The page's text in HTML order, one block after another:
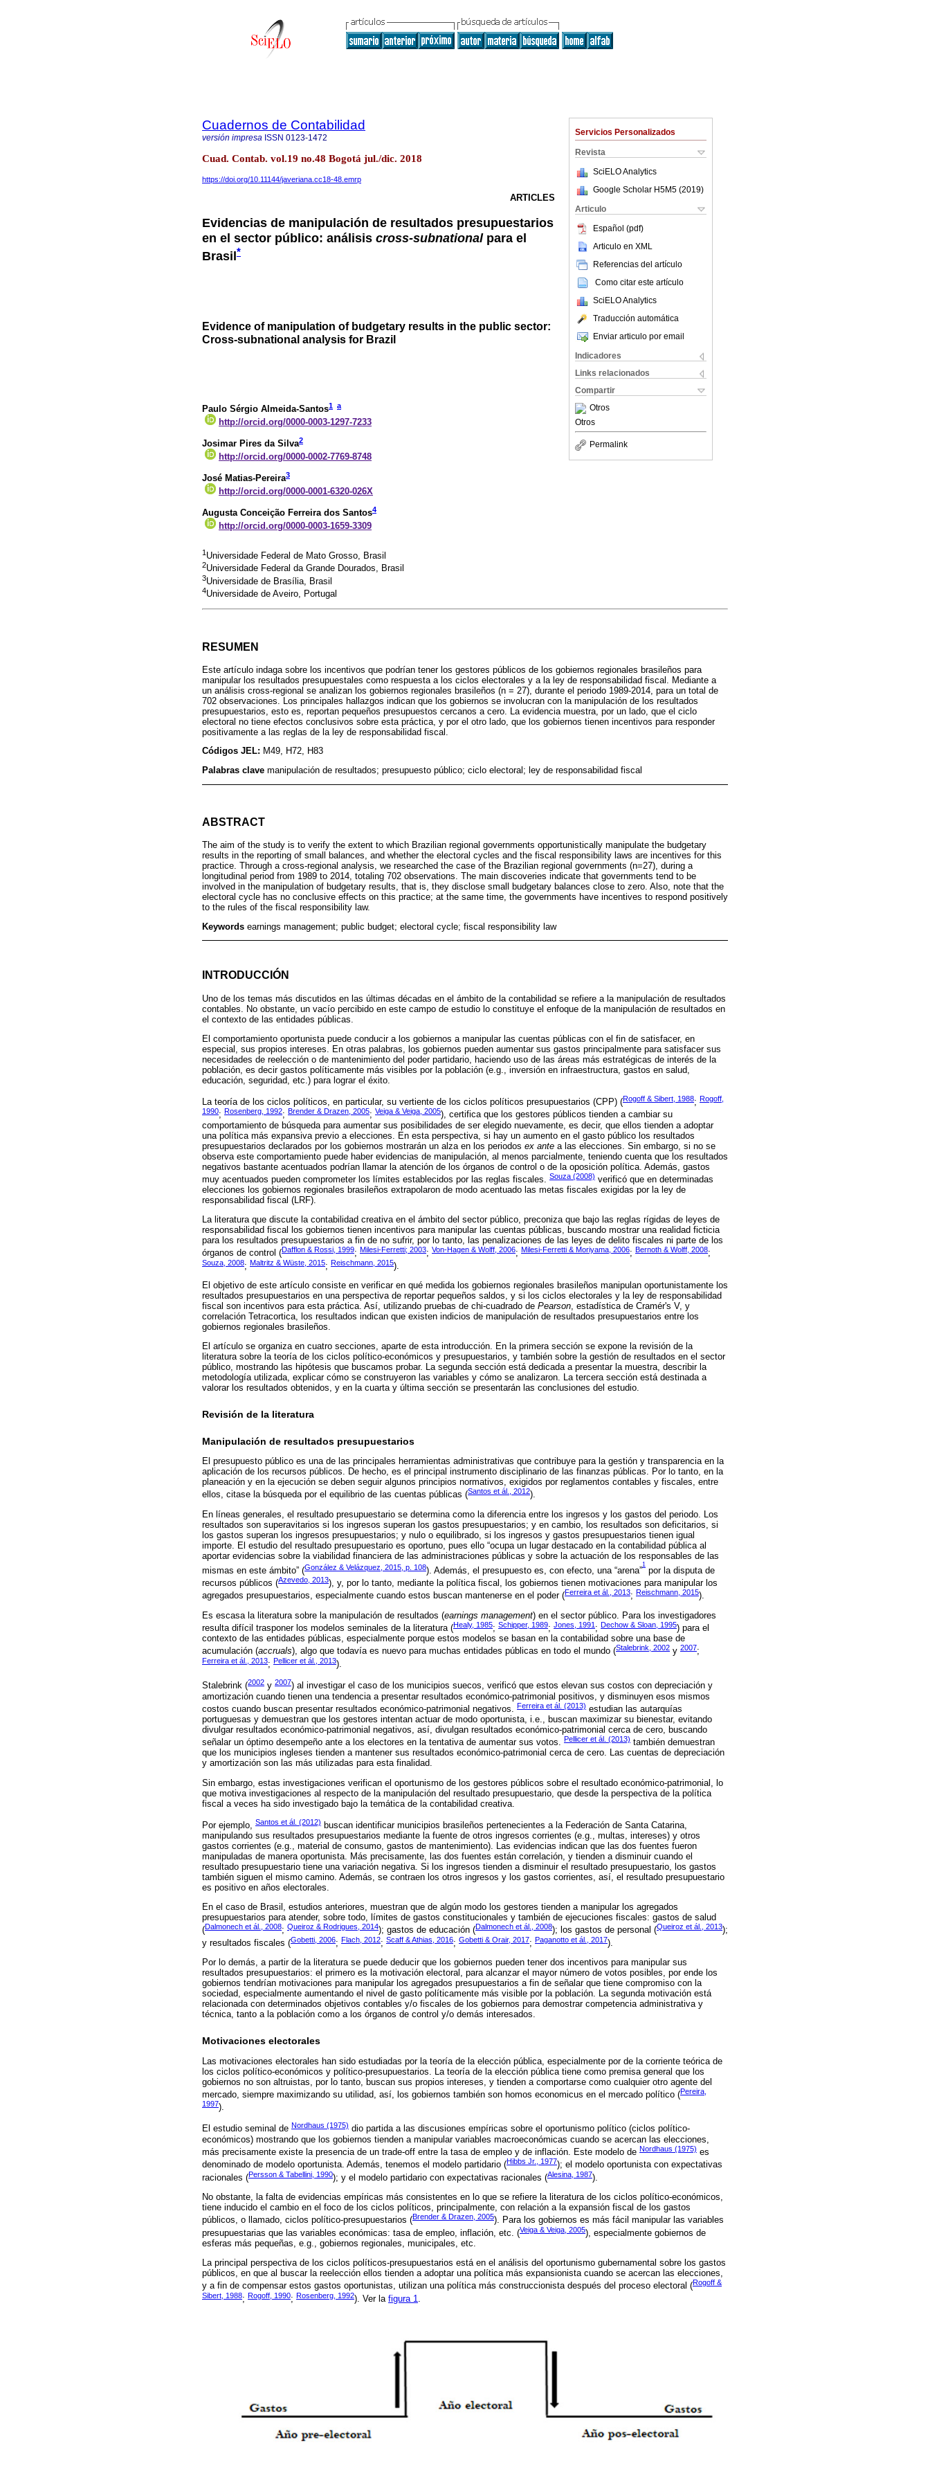
Servicios Personalizados
Revista
SciELO Analytics
Google Scholar H5M5 (2019)
Articulo
Español (pdf)
Articulo en XML
Referencias del artículo
Como citar este artículo
SciELO Analytics
Traducción automática
Enviar articulo por email
Indicadores
Links relacionados
Compartir
Otros
Otros
Permalink
Cuadernos de Contabilidad
versión impresa ISSN 0123-1472
Cuad. Contab. vol.19 no.48 Bogotá jul./dic. 2018
https://doi.org/10.11144/javeriana.cc18-48.emrp
ARTICLES
Evidencias de manipulación de resultados presupuestarios
en el sector público: análisis cross-subnationalpara el
Brasil*
Evidence of manipulation of budgetary results in the public sector:
Cross-subnational analysis for Brazil
Paulo Sérgio Almeida-Santos1 a
http://orcid.org/0000-0003-1297-7233
Josimar Pires da Silva2
http://orcid.org/0000-0002-7769-8748
José Matias-Pereira3
http://orcid.org/0000-0001-6320-026X
Augusta Conceição Ferreira dos Santos4
http://orcid.org/0000-0003-1659-3309
1 Universidade Federal de Mato Grosso, Brasil
2Universidade Federal da Grande Dourados, Brasil
3Universidade de Brasília, Brasil
4Universidade de Aveiro, Portugal
RESUMEN
Este artículo indaga sobre los incentivos que podrían tener los gestores públicos de los gobiernos regionales brasileños para
manipular los resultados presupuestales como respuesta a los ciclos electorales y a la ley de responsabilidad fiscal. Mediante a
un análisis cross-regional se analizan los gobiernos regionales brasileños (n = 27), durante el periodo 1989-2014, para un total de
702 observaciones. Los principales hallazgos indican que los gobiernos se involucran con la manipulación de los resultados
presupuestarios, esto es, reportan pequeños presupuestos cercanos a cero. La evidencia muestra, por un lado, que el ciclo
electoral no tiene efectos conclusivos sobre esta práctica, y por el otro lado, que los gobiernos tienen incentivos para responder
positivamente a las reglas de la ley de responsabilidad fiscal.
Códigos JEL: M49, H72, H83
Palabras clave manipulación de resultados; presupuesto público; ciclo electoral; ley de responsabilidad fiscal
ABSTRACT
The aim of the study is to verify the extent to which Brazilian regional governments opportunistically manipulate the budgetary
results in the reporting of small balances, and whether the electoral cycles and the fiscal responsibility laws are incentives for this
practice. Through a cross-regional analysis, we researched the case of the Brazilian regional governments (n=27), during a
longitudinal period from 1989 to 2014, totaling 702 observations. The main discoveries indicate that governments tend to be
involved in the manipulation of budgetary results, that is, they disclose small budgetary balances close to zero. Also, note that the
electoral cycle has no conclusive effects on this practice; at the same time, the governments have incentives to respond positively
to the rules of the fiscal responsibility law.
Keywords earnings management; public budget; electoral cycle; fiscal responsibility law
INTRODUCCIÓN
Uno de los temas más discutidos en las últimas décadas en el ámbito de la contabilidad se refiere a la manipulación de resultados
contables. No obstante, un vacío percibido en este campo de estudio lo constituye el enfoque de la manipulación de resultados en
el contexto de las entidades públicas.
El comportamiento oportunista puede conducir a los gobiernos a manipular las cuentas públicas con el fin de satisfacer, en
especial, sus propios intereses. En otras palabras, los gobiernos pueden aumentar sus gastos principalmente para satisfacer sus
necesidades de reelección o de mantenimiento del poder partidario, haciendo uso de las áreas más estratégicas de interés de la
población, es decir gastos políticamente más visibles por la población (e.g., inversión en infraestructura, gastos en salud,
educación, seguridad, etc.) para lograr el éxito.
La teoría de los ciclos políticos, en particular, su vertiente de los ciclos políticos presupuestarios (CPP) (Rogoff & Sibert, 1988; Rogoff,
1990; Rosenberg, 1992; Brender & Drazen, 2005; Veiga & Veiga, 2005), certifica que los gestores públicos tienden a cambiar su
comportamiento de búsqueda para aumentar sus posibilidades de ser elegido nuevamente, es decir, que ellos tienden a adoptar
una política más expansiva previo a elecciones. En esta perspectiva, si hay un aumento en el gasto público los resultados
presupuestarios declarados por los gobiernos mostrarán un alza en los periodos ex ante a las elecciones. Sin embargo, si no se
observa este comportamiento puede haber evidencias de manipulación, al menos parcialmente, teniendo cuenta que los resultados
negativos bastante acentuados podrían llamar la atención de los órganos de control o de la oposición política. Además, gastos
muy acentuados pueden comprometer los límites establecidos por las reglas fiscales. Souza (2008) verificó que en determinadas
elecciones los gobiernos regionales brasileños extrapolaron de modo acentuado las metas fiscales exigidas por la ley de
responsabilidad fiscal (LRF).
La literatura que discute la contabilidad creativa en el ámbito del sector público, preconiza que bajo las reglas rígidas de leyes de
responsabilidad fiscal los gobiernos tienen incentivos para manipular las cuentas públicas, buscando mostrar una realidad ficticia
para los resultados presupuestarios a fin de no sufrir, por lo tanto, las penalizaciones de las leyes de delito fiscales ni parte de los
órganos de control (Dafflon & Rossi, 1999; Milesi-Ferretti; 2003; Von-Hagen & Wolff, 2006; Milesi-Ferretti & Moriyama, 2006; Bernoth & Wolff, 2008;
Souza, 2008; Maltritz & Wüste, 2015; Reischmann, 2015).
El objetivo de este artículo consiste en verificar en qué medida los gobiernos regionales brasileños manipulan oportunistamente los
resultados presupuestarios en una perspectiva de reportar pequeños saldos, y si los ciclos electorales y la ley de responsabilidad
fiscal son incentivos para esta práctica. Así, utilizando pruebas de chi-cuadrado de Pearson, estadística de Cramér's V, y
correlación Tetracortica, los resultados indican que existen indicios de manipulación de resultados presupuestarios entre los
gobiernos regionales brasileños.
El artículo se organiza en cuatro secciones, aparte de esta introducción. En la primera sección se expone la revisión de la
literatura sobre la teoría de los ciclos político-económicos y presupuestarios, y también sobre la gestión de resultados en el sector
público, mostrando las hipótesis que buscamos probar. La segunda sección está dedicada a presentar la muestra, describir la
metodología utilizada, explicar cómo se construyeron las variables y cómo se analizaron. La tercera sección está destinada a
valorar los resultados obtenidos, y en la cuarta y última sección se presentarán las conclusiones del estudio.
Revisión de la literatura
Manipulación de resultados presupuestarios
El presupuesto público es una de las principales herramientas administrativas que contribuye para la gestión y transparencia en la
aplicación de los recursos públicos. De hecho, es el principal instrumento disciplinario de las finanzas públicas. Por lo tanto, en la
planeación y en la ejecución se deben seguir algunos principios normativos, exigidos por reglamentos contables y fiscales, entre
ellos, citase la búsqueda por el equilibrio de las cuentas públicas (Santos et ál., 2012).
En líneas generales, el resultado presupuestario se determina como la diferencia entre los ingresos y los gastos del periodo. Los
resultados son superavitarios si los ingresos superan los gastos presupuestarios; y en cambio, los resultados son deficitarios, si
los gastos superan los ingresos presupuestarios; y nulo o equilibrado, si los ingresos y gastos presupuestarios tienen igual
importe. El estudio del resultado presupuestario es oportuno, pues ello “ocupa un lugar destacado en la contabilidad pública al
aportar evidencias sobre la viabilidad financiera de las administraciones públicas y sobre la actuación de los responsables de las
mismas en este ámbito” (González & Velázquez, 2015, p. 108). Además, el presupuesto es, con efecto, una “arena”
1
por la disputa de
recursos públicos (Azevedo, 2013), y, por lo tanto, mediante la política fiscal, los gobiernos tienen motivaciones para manipular los
agregados presupuestarios, especialmente cuando estos buscan mantenerse en el poder (Ferreira et ál., 2013; Reischmann, 2015).
Es escasa la literatura sobre la manipulación de resultados (earnings management) en el sector público. Para los investigadores
resulta difícil trasponer los modelos seminales de la literatura (Healy, 1985; Schipper, 1989; Jones, 1991 ; Dechow & Sloan, 1995) para el
contexto de las entidades públicas, especialmente porque estos modelos se basan en la contabilidad sobre una base de
acumulación (accruals), algo que todavía es nuevo para muchas entidades públicas en todo el mundo (Stalebrink, 2002 y 2007;
Ferreira et ál., 2013; Pellicer et ál., 2013).
Stalebrink (2002 y 2007) al investigar el caso de los municipios suecos, verificó que estos elevan sus costos con depreciación y
amortización cuando tienen una tendencia a presentar resultados económico-patrimonial positivos, y disminuyen esos mismos
costos cuando buscan presentar resultados económico-patrimonial negativos. Ferreira et ál. (2013) estudian las autarquías
portuguesas y demuestran que los gestores intentan actuar de modo oportunista, i.e., buscan maximizar su bienestar, evitando
divulgar resultados económico-patrimonial negativos, así, divulgan resultados económico-patrimonial cerca de cero, buscando
señalar un óptimo desempeño ante a los electores en la tentativa de aumentar sus votos. Pellicer et ál. (2013) también demuestran
que los municipios ingleses tienden a mantener sus resultados económico-patrimonial cerca de cero. Las cuentas de depreciación
y amortización son las más utilizadas para esta finalidad.
Sin embargo, estas investigaciones verifican el oportunismo de los gestores públicos sobre el resultado económico-patrimonial, lo
que motiva investigaciones al respecto de la manipulación del resultado presupuestario, que desde la perspectiva de la política
fiscal a veces ha sido investigado bajo la temática de la contabilidad creativa.
Por ejemplo, Santos et ál. (2012) buscan identificar municipios brasileños pertenecientes a la Federación de Santa Catarina,
manipulando sus resultados presupuestarios mediante la fuente de otros ingresos corrientes (e.g., multas, intereses) y otros
gastos corrientes (e.g., material de consumo, gastos de mantenimiento). Las evidencias indican que las dos fuentes fueron
manipuladas de manera oportunista. Más precisamente, las dos fuentes están correlación, y tienden a disminuir cuando el
resultado presupuestario tiene una variación negativa. Si los ingresos tienden a disminuir el resultado presupuestario, los gastos
también siguen el mismo camino. Además, se contraen los otros ingresos y los gastos corrientes, así, el resultado presupuestario
es positivo en años electorales.
En el caso de Brasil, estudios anteriores, muestran que de algún modo los gestores tienden a manipular los agregados
presupuestarios para atender, sobre todo, límites de gastos constitucionales y también de ejecuciones fiscales: gastos de salud
(Dalmonech et ál., 2008; Queiroz & Rodrigues, 2014); gastos de educación (Dalmonech et ál., 2008); los gastos de personal (Queiroz et ál., 2013);
y resultados fiscales (Gobetti, 2006; Flach, 2012; Scaff & Athias, 2016; Gobetti & Orair, 2017; Paganotto et ál., 2017).
Por lo demás, a partir de la literatura se puede deducir que los gobiernos pueden tener dos incentivos para manipular sus
resultados presupuestarios: el primero es la motivación electoral, para alcanzar el mayor número de votos posibles, por ende los
gobiernos tendrían motivaciones para manipular los agregados presupuestarios a fin de señalar que tiene compromiso con la
sociedad, especialmente aumentando el nivel de gasto políticamente más visible por la población. La segunda motivación está
relacionada con determinados objetivos contables y/o fiscales de los gobiernos para demostrar competencia administrativa y
técnica, tanto a la población como a los órganos de control y/o demás interesados.
Motivaciones electorales
Las motivaciones electorales han sido estudiadas por la teoría de la elección pública, especialmente por de la corriente teórica de
los ciclos político-económicos y político-presupuestarios. La teoría de la elección pública tiene como premisa general que los
gobiernos no son altruistas, por lo tanto, buscan sus propios intereses, y tienden a comportarse como cualquier otro agente del
mercado, siempre maximizando su utilidad, así, los gobiernos también son homos economicus en el mercado político (Pereira,
1997).
El estudio seminal de Nordhaus (1975) dio partida a las discusiones empíricas sobre el oportunismo político (ciclos político-
económicos) mostrando que los gobiernos tienden a manipular variables macroeconómicas cuando se acercan las elecciones,
más precisamente existe la presencia de un trade-off entre la tasa de empleo y de inflación. Este modelo de Nordhaus (1975) es
denominado de modelo oportunista. Además, tenemos el modelo partidario (Hibbs Jr., 1977); el modelo oportunista con expectativas
racionales (Persson & Tabellini, 1990); y el modelo partidario con expectativas racionales (Alesina, 1987).
No obstante, la falta de evidencias empíricas más consistentes en lo que se refiere la literatura de los ciclos político-económicos,
tiene inducido el cambio en el foco de los ciclos políticos, principalmente, con relación a la expansión fiscal de los gastos
públicos, o llamado, ciclos político-presupuestarios (Brender & Drazen, 2005). Para los gobiernos es más fácil manipular las variables
presupuestarias que las variables económicas: tasa de empleo, inflación, etc. (Veiga & Veiga, 2005), especialmente gobiernos de
esferas más pequeñas, e.g., gobiernos regionales, municipales, etc.
La principal perspectiva de los ciclos políticos-presupuestarios está en el análisis del oportunismo gubernamental sobre los gastos
públicos, en que al buscar la reelección ellos tienden a adoptar una política más expansionista cuando se acercan las elecciones,
y a fin de compensar estos gastos oportunistas, utilizan una política más construccionista después del proceso electoral (Rogoff &
Sibert, 1988; Rogoff, 1990; Rosenberg, 1992). Ver la figura 1